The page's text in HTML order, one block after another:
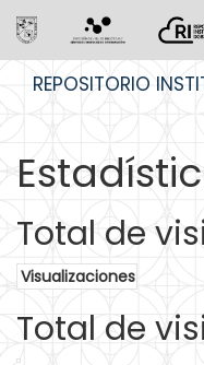
REPOSITORIO
Total de
Visualizaciones
Total de